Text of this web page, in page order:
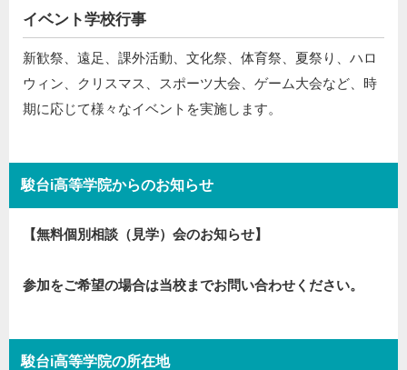
イベント学校行事
新歓祭、遠足、課外活動、文化祭、体育祭、夏祭り、ハロ
ウィン、クリスマス、スポーツ大会、ゲーム大会など、時
期に応じて様々なイベントを実施します。
駿台i高等学院からのお知らせ
【無料個別相談（見学）会のお知らせ】
参加をご希望の場合は当校までお問い合わせください。
駿台i高等学院の所在地